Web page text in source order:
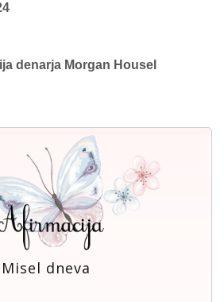
denarja Morgan Housel
Misel dneva